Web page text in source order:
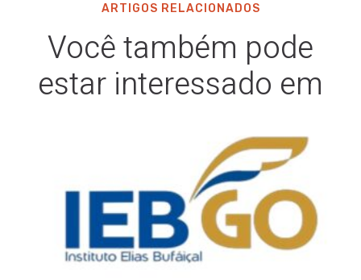
ARTIGOS RELACIONADOS
Você também pode
estar interessado em